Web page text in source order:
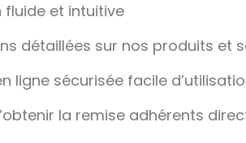
fluide et intuitive
détaillées sur nos produits et
ligne sécurisée facile
la remise adhérents